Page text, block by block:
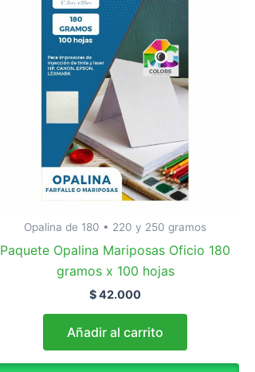
Opalina de 180 • 220 y 250 gramos
Paquete Opalina Mariposas Oficio 180
gramos x 100 hojas
$42.000
Añadir al carrito